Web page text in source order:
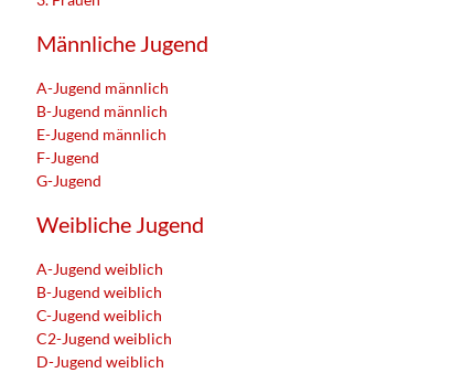
Männliche Jugend
A-Jugend männlich
B-Jugend männlich
E-Jugend männlich
F-Jugend
G-Jugend
Weibliche Jugend
A-Jugend weiblich
B-Jugend weiblich
C-Jugend weiblich
C2-Jugend weiblich
D-Jugend weiblich